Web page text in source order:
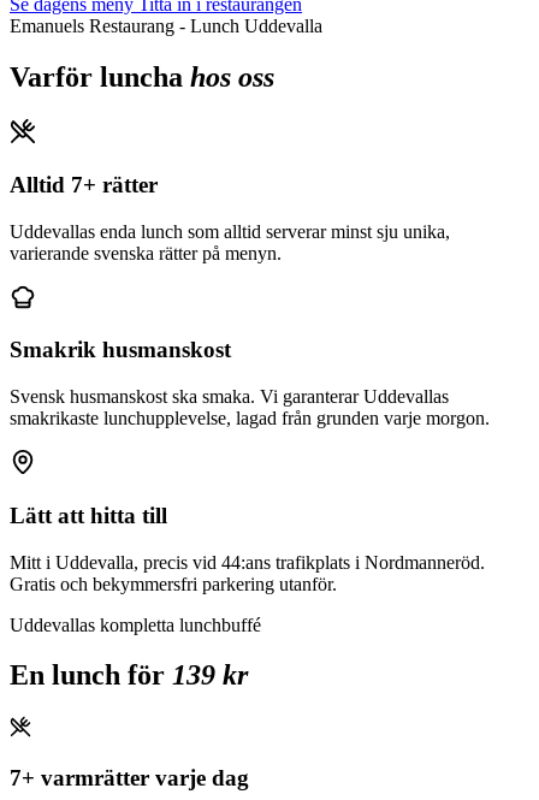
Se dagens meny Titta in i restaurangen
Emanuels Restaurang - Lunch Uddevalla
Varför luncha hos oss
Alltid 7+ rätter
Uddevallas enda lunch som alltid serverar minst sju unika,
varierande svenska rätter på menyn.
Smakrik husmanskost
Svensk husmanskost ska smaka. Vi garanterar Uddevallas
smakrikaste lunchupplevelse, lagad från grunden varje morgon.
Lätt att hitta till
Mitt i Uddevalla, precis vid 44:ans trafikplats i Nordmanneröd.
Gratis och bekymmersfri parkering utanför.
Uddevallas kompletta lunchbuffé
En lunch för 139 kr
7+ varmrätter varje dag